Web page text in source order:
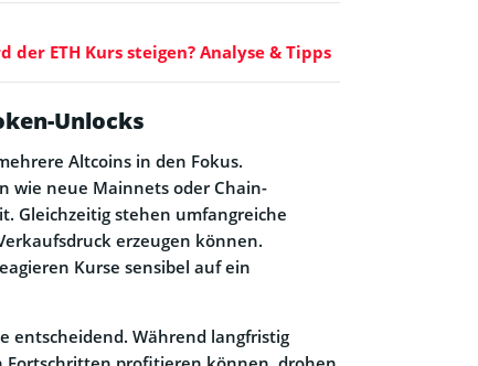
der ETH Kurs steigen? Analyse & Tipps
Unlocks
Altcoins in den Fokus.
wie neue Mainnets oder Chain-
Gleichzeitig stehen umfangreiche
erzeugen können.
Kurse sensibel auf ein
entscheidend. Während langfristig